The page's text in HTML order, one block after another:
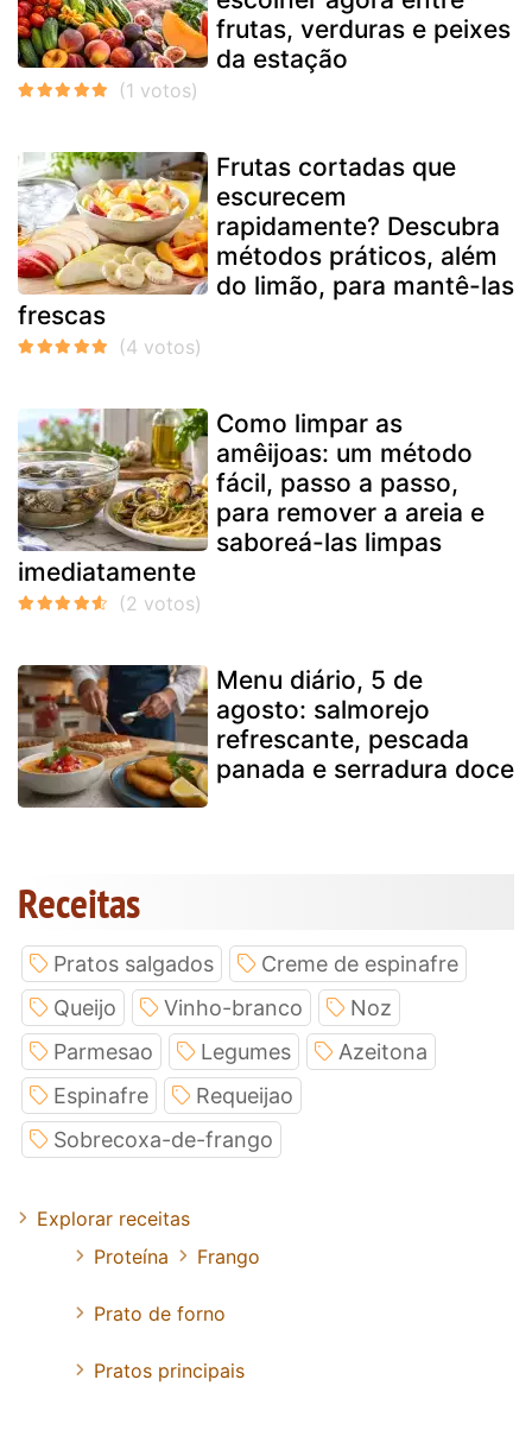
frutas, verduras e peixes
da estação
Frutas cortadas que
escurecem
rapidamente? Descubra
métodos práticos, além
do limão, para mantê-las
frescas
Como limpar as
amêijoas: um método
fácil, passo a passo,
para remover a areia e
saboreá-las limpas
imediatamente
Menu diário, 5 de
agosto: salmorejo
refrescante, pescada
panada e serradura doce
Receitas
Pratos salgados
Creme de espinafre
Queijo
Vinho-branco
Noz
Parmesao
Legumes
Azeitona
Espinafre
Requeijao
Sobrecoxa-de-frango
Explorar receitas
Proteína
Frango
Prato de forno
Pratos principais